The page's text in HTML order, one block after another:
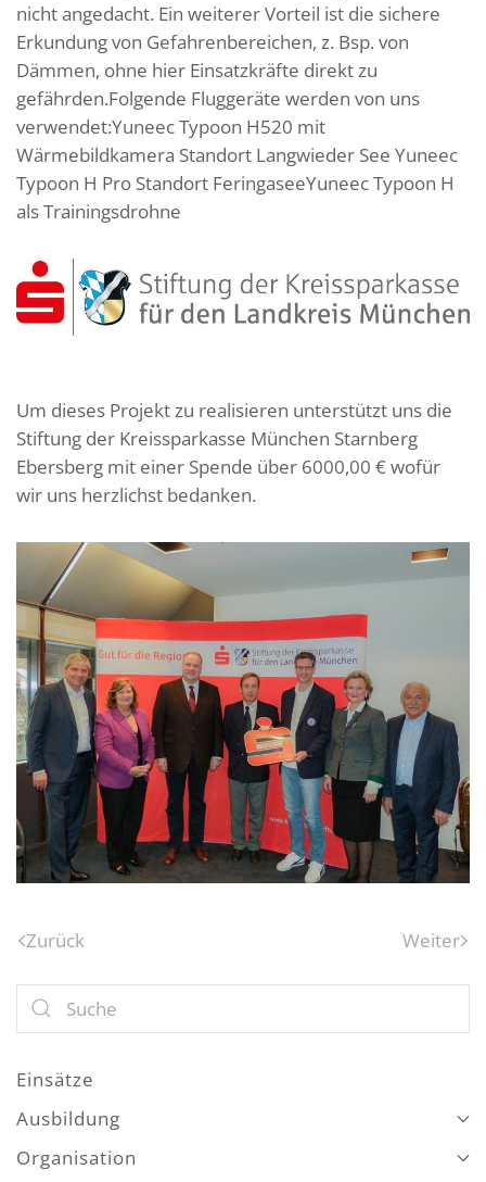
nicht angedacht. Ein weiterer Vorteil ist die sichere
Erkundung von Gefahrenbereichen, z. Bsp. von
Dämmen, ohne hier Einsatzkräfte direkt zu
gefährden.Folgende Fluggeräte werden von uns
verwendet:Yuneec Typoon H520 mit
Wärmebildkamera Standort Langwieder See Yuneec
Typoon H Pro Standort FeringaseeYuneec Typoon H
als Trainingsdrohne
Um dieses Projekt zu realisieren unterstützt uns die
Stiftung der Kreissparkasse München Starnberg
Ebersberg mit einer Spende über 6000,00 € wofür
wir uns herzlichst bedanken.
Zurück Weiter
Einsätze
Ausbildung
Organisation